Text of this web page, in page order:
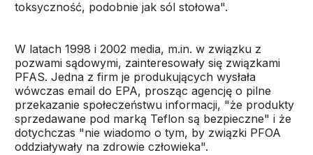
toksyczność, podobnie jak sól stołowa".
W latach 1998 i 2002 media, m.in. w związku z
pozwami sądowymi, zainteresowały się związkami
PFAS. Jedna z firm je produkujących wysłała
wówczas email do EPA, prosząc agencję o pilne
przekazanie społeczeństwu informacji, "że produkty
sprzedawane pod marką Teflon są bezpieczne" i że
dotychczas "nie wiadomo o tym, by związki PFOA
oddziaływały na zdrowie człowieka".